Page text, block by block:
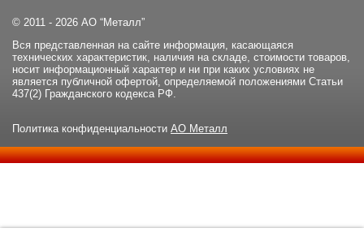
© 2011 - 2026 АО “Металл”
Вся представленная на сайте информация, касающаяся
технических характеристик, наличия на складе, стоимости товаров,
носит информационный характер и ни при каких условиях не
является публичной офертой, определяемой положениями Статьи
437(2) Гражданского кодекса РФ.
Политика конфиденциальности АО Металл